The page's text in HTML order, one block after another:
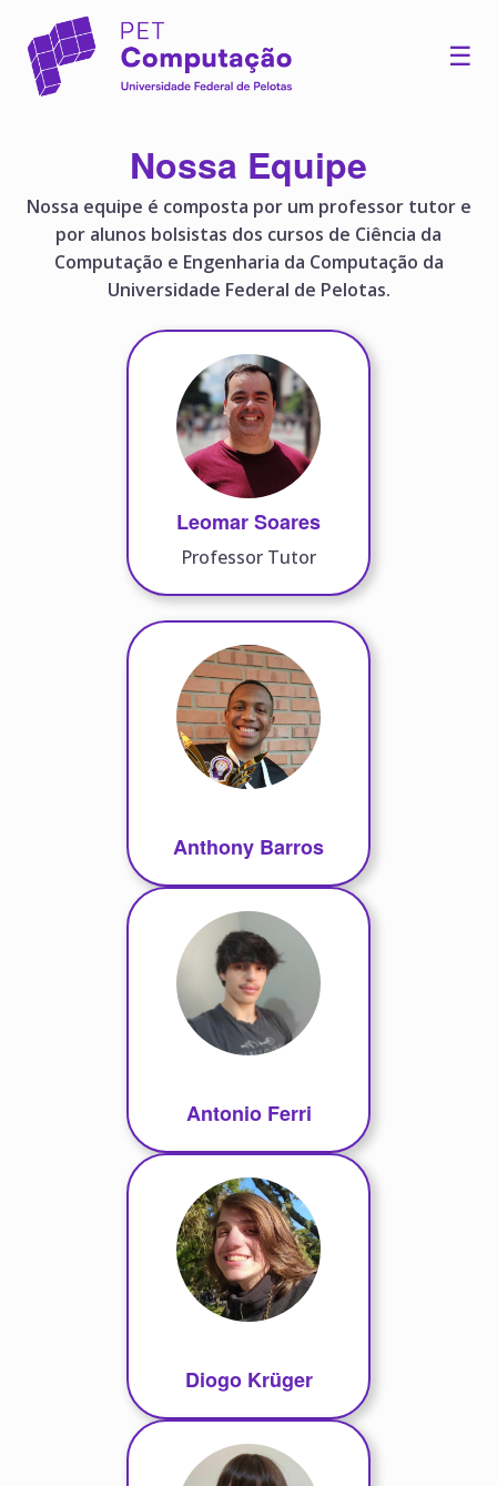
content
☰
Nossa Equipe
Nossa equipe é composta por um professor tutor e
por alunos bolsistas dos cursos de Ciência da
Computação e Engenharia da Computação da
Universidade Federal de Pelotas.
Leomar Soares
Professor Tutor
Anthony Barros
Antonio Ferri
Diogo Krüger